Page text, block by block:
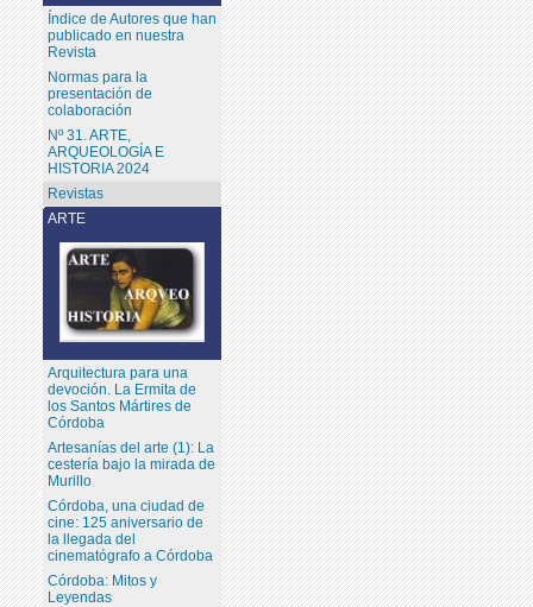
ARTE
Arquitectura para una
devoción. La Ermita de
los Santos Mártires de
Córdoba
Artesanías del arte (1): La
cestería bajo la mirada de
Murillo
Córdoba, una ciudad de
cine: 125 aniversario de
la llegada del
cinematógrafo a Córdoba
Córdoba: Mitos y
Leyendas
Índice de Autores que han
publicado en nuestra
Revista
Normas para la
presentación de
colaboración
Nº 31. ARTE,
ARQUEOLOGÍA E
HISTORIA 2024
Revistas